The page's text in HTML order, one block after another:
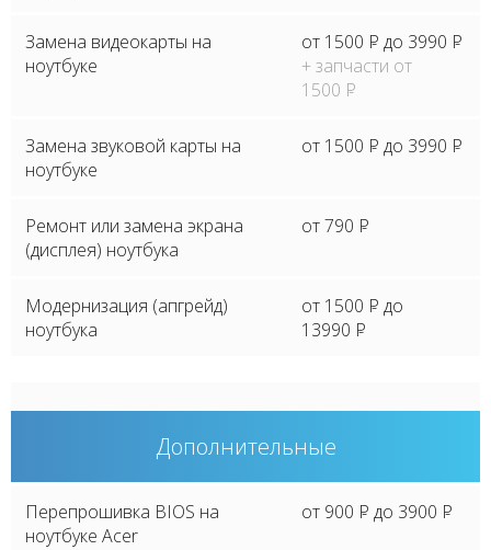
Замена видеокарты на
ноутбуке
от 1500 P до 3990 P
+ запчасти от
1500 P
Замена звуковой карты на
ноутбуке
от 1500 P до 3990 P
Ремонт или замена экрана
(дисплея) ноутбука
от 790 P
Модернизация (апгрейд)
ноутбука
от 1500 P до
13990 P
Дополнительные
Перепрошивка BIOS на
ноутбуке Acer
от 900 P до 3900 P